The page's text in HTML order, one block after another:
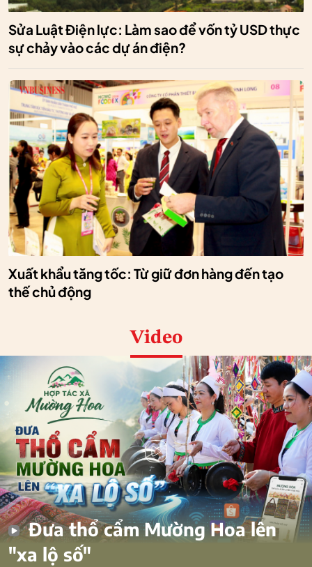
Sửa Luật Điện lực: Làm sao để vốn tỷ USD thực
sự chảy vào các dự án điện?
Xuất khẩu tăng tốc: Từ giữ đơn hàng đến tạo
thế chủ động
Video
Đưa thổ cẩm Mường Hoa lên
"xa lộ số"